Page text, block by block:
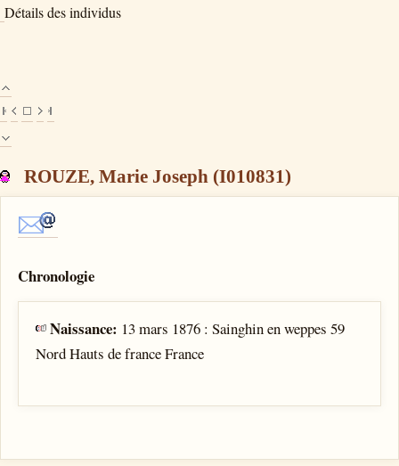
Détails des individus
ROUZE, Marie Joseph (I010831)
Chronologie
Naissance: 13 mars 1876 : Sainghin en weppes 59
Nord Hauts de france France